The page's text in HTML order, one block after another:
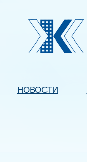
НОВОСТИ